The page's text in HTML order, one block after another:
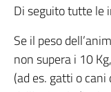
Di seguito tutte le
Se il peso
non supera i 10
(ad es. gatti o